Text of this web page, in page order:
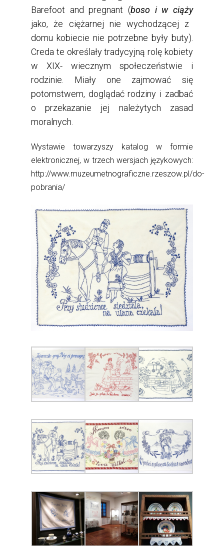
Barefoot and pregnant (boso i w ciąży
jako, że ciężarnej nie wychodzącej z
domu kobiecie nie potrzebne były buty).
Creda te określały tradycyjną rolę kobiety
w XIX- wiecznym społeczeństwie i
rodzinie. Miały one zajmować się
potomstwem, doglądać rodziny i zadbać
o przekazanie jej należytych zasad
moralnych.
Wystawie towarzyszy katalog w formie
elektronicznej, w trzech wersjach językowych:
http://www.muzeumetnograficzne.rzeszow.pl/do-
pobrania/